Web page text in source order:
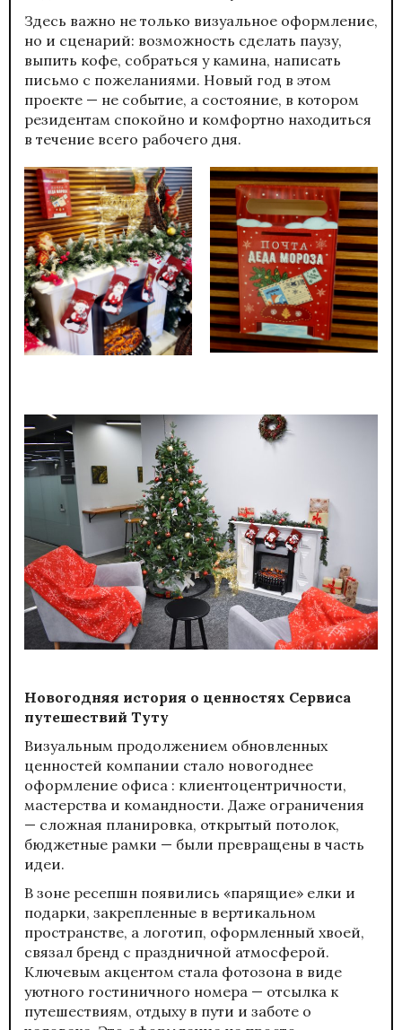
Здесь важно не только визуальное оформление,
но и сценарий: возможность сделать паузу,
выпить кофе, собраться у камина, написать
письмо с пожеланиями. Новый год в этом
проекте — не событие, а состояние, в котором
резидентам спокойно и комфортно находиться
в течение всего рабочего дня.
Новогодняя история о ценностях Сервиса
путешествий Туту
Визуальным продолжением обновленных
ценностей компании стало новогоднее
оформление офиса : клиентоцентричности,
мастерства и командности. Даже ограничения
— сложная планировка, открытый потолок,
бюджетные рамки — были превращены в часть
идеи.
В зоне ресепшн появились «парящие» елки и
подарки, закрепленные в вертикальном
пространстве, а логотип, оформленный хвоей,
связал бренд с праздничной атмосферой.
Ключевым акцентом стала фотозона в виде
уютного гостиничного номера — отсылка к
путешествиям, отдыху в пути и заботе о